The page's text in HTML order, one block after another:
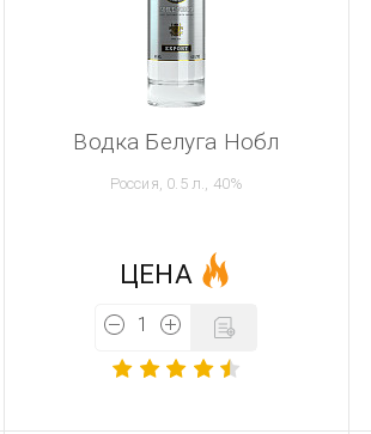
Водка Белуга Нобл
Россия, 0.5 л., 40%
ЦЕНА